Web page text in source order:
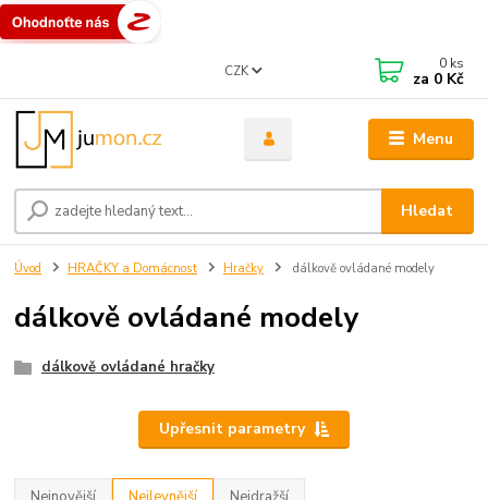
Menu
CZK
Hledat
0 ks
za 0 Kč
Úvod HRAČKY a Domácnost Hračky dálkově ovládané modely
dálkově ovládané modely
dálkově ovládané hračky
Upřesnit parametry